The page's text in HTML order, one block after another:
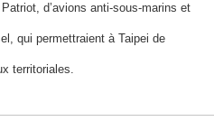
d’avions anti-sous-marins et
qui permettraient à Taipei de
territoriales.